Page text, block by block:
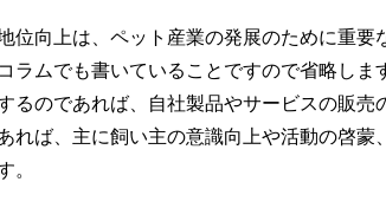
位向上は、ペット産業の発展のために重要
ラムでも書いていることですので省略しま
るのであれば、自社製品やサービスの販売
れば、主に飼い主の意識向上や活動の啓蒙
。